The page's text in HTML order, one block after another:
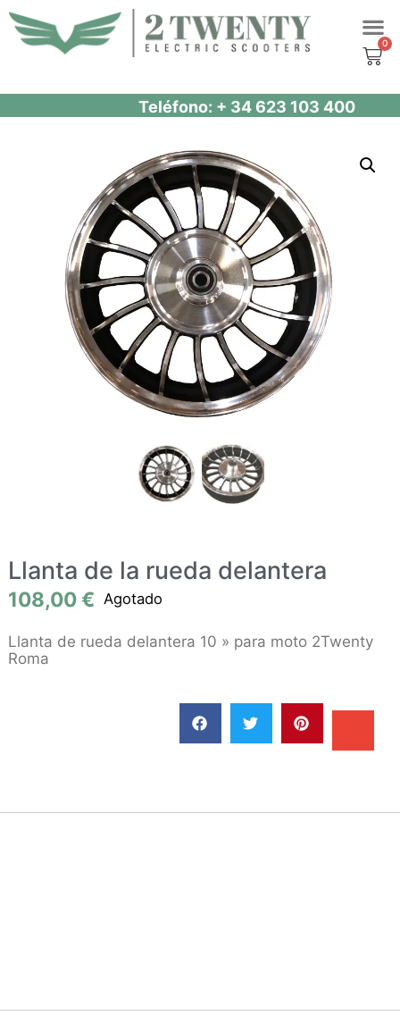
Saltar
al
Teléfono: + 34 623 103 400
Llanta de la rueda delantera
108,00€ Agotado
Llanta de rueda delantera 10 » para moto 2Twenty
Roma